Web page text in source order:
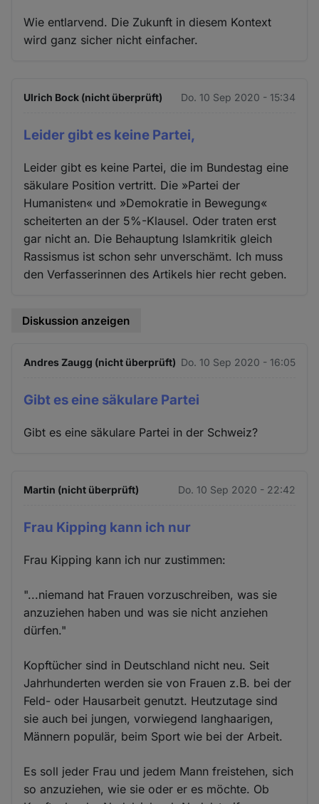
Wie entlarvend. Die Zukunft in diesem Kontext
wird ganz sicher nicht einfacher.
Ulrich Bock (nicht überprüft) Do. 10 Sep 2020 - 15:34
Leider gibt es keine Partei,
Leider gibt es keine Partei, die im Bundestag eine
säkulare Position vertritt. Die »Partei der
Humanisten« und »Demokratie in Bewegung«
scheiterten an der 5%-Klausel. Oder traten erst
gar nicht an. Die Behauptung Islamkritik gleich
Rassismus ist schon sehr unverschämt. Ich muss
den Verfasserinnen des Artikels hier recht geben.
Diskussion anzeigen
Andres Zaugg (nicht überprüft) Do. 10 Sep 2020 - 16:05
Gibt es eine säkulare Partei
Gibt es eine säkulare Partei in der Schweiz?
Martin (nicht überprüft) Do. 10 Sep 2020 - 22:42
Frau Kipping kann ich nur
Frau Kipping kann ich nur zustimmen:
"...niemand hat Frauen vorzuschreiben, was sie
anzuziehen haben und was sie nicht anziehen
dürfen."
Kopftücher sind in Deutschland nicht neu. Seit
Jahrhunderten werden sie von Frauen z.B. bei der
Feld- oder Hausarbeit genutzt. Heutzutage sind
sie auch bei jungen, vorwiegend langhaarigen,
Männern populär, beim Sport wie bei der Arbeit.
Es soll jeder Frau und jedem Mann freistehen, sich
so anzuziehen, wie sie oder er es möchte. Ob